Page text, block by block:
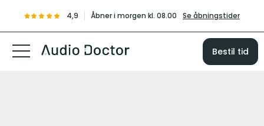
4,9 Åbner i morgen kl. 08.00 Se åbningstider
Bestil tid